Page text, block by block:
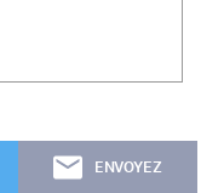
ENVOYEZ